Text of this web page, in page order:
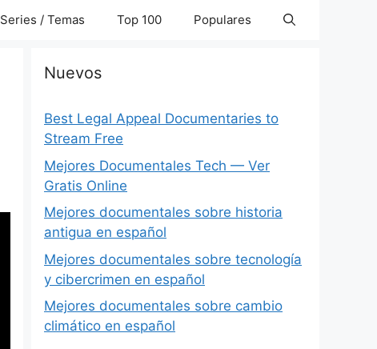
Series / Temas Top 100 Populares
Nuevos
Best Legal Appeal Documentaries to
Stream Free
Mejores Documentales Tech — Ver
Gratis Online
Mejores documentales sobre historia
antigua en español
Mejores documentales sobre tecnología
y cibercrimen en español
Mejores documentales sobre cambio
climático en español